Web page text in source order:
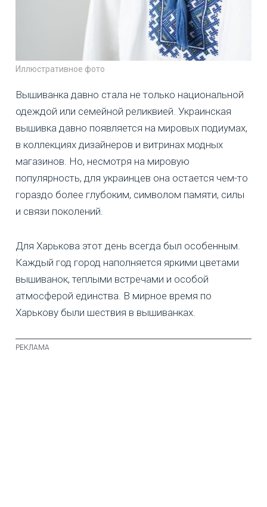
Иллюстративное фото
Вышиванка давно стала не только национальной
одеждой или семейной реликвией. Украинская
вышивка давно появляется на мировых подиумах,
в коллекциях дизайнеров и витринах модных
магазинов. Но, несмотря на мировую
популярность, для украинцев она остается чем-то
гораздо более глубоким, символом памяти, силы
и связи поколений.
Для Харькова этот день всегда был особенным.
Каждый год город наполняется яркими цветами
вышиванок, теплыми встречами и особой
атмосферой единства. В мирное время по
Харькову были шествия в вышиванках.